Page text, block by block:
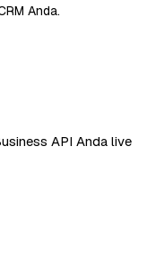
Anda.
API Anda live